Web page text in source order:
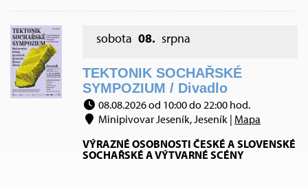
sobota 08. srpna
TEKTONIK SOCHAŘSKÉ
SYMPOZIUM / Divadlo
08.08.2026 od 10:00 do 22:00 hod.
Minipivovar Jeseník, Jeseník | Mapa
VÝRAZNÉ OSOBNOSTI ČESKÉ A SLOVENSKÉ
SOCHAŘSKÉ A VÝTVARNÉ SCÉNY